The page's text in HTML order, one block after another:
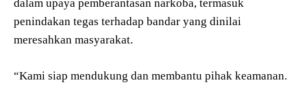
dalam upaya pemberantasan narkoba, termasuk
penindakan tegas terhadap bandar yang dinilai
meresahkan masyarakat.
“Kami siap mendukung dan membantu pihak keamanan.